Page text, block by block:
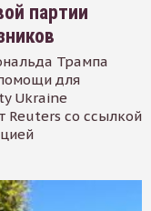
партии
Трампа
для
Ukraine
Reuters со ссылкой